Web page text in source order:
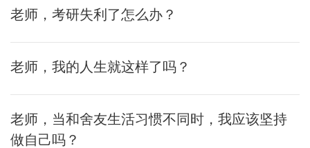
老师，考研失利了怎么办？
老师，我的人生就这样了吗？
老师，当和舍友生活习惯不同时，我应该坚持
做自己吗？